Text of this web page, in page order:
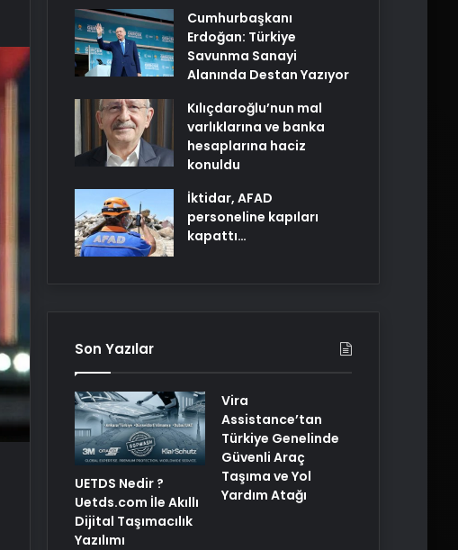
Cumhurbaşkanı
Erdoğan: Türkiye
Savunma Sanayi
Alanında Destan Yazıyor
Kılıçdaroğlu’nun mal
varlıklarına ve banka
hesaplarına haciz
konuldu
İktidar, AFAD
personeline kapıları
kapattı…
Son Yazılar
UETDS Nedir ?
Uetds.com İle Akıllı
Dijital Taşımacılık
Yazılımı
Vira
Assistance’tan
Türkiye Genelinde
Güvenli Araç
Taşıma ve Yol
Yardım Atağı